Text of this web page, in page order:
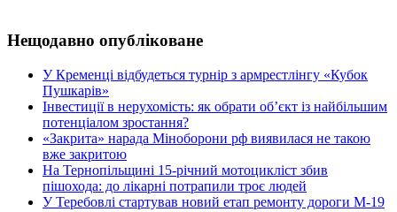
Нещодавно опубліковане
У Кременці відбудеться турнір з армрестлінгу «Кубок
Пушкарів»
Інвестиції в нерухомість: як обрати об’єкт із найбільшим
потенціалом зростання?
«Закрита» нарада Міноборони рф виявилася не такою
вже закритою
На Тернопільщині 15-річний мотоцикліст збив
пішохода: до лікарні потрапили троє людей
У Теребовлі стартував новий етап ремонту дороги М-19